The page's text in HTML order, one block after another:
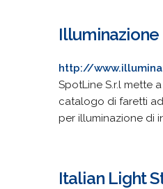
http://
SpotLine S.r.l mette
catalogo di faretti
per illuminazione di
Italian Light